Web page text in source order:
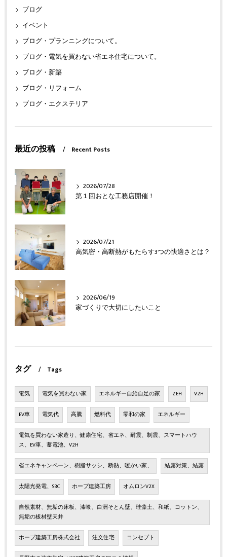
ブログ
イベント
ブログ・プランニングについて。
ブログ・電気を買わない省エネ住宅について。
ブログ・新築
ブログ・リフォーム
ブログ・エクステリア
最近の投稿 Recent Posts
2026/07/28
第１回おとな工務店開催！
2026/07/21
高気密・高断熱がもたらす3つの快適さとは？
2026/06/19
家づくりで大切にしたいこと
タグ Tags
電気 電気を買わない家 エネルギー自給自足の家 ZEH V2H
EV車 電気代 高騰 燃料代 零和の家 エネルギー
電気を買わない家造り、健康住宅、省エネ、耐震、制震、スマートハウ
ス、EV車、蓄電池、V2H
省エネキャンペーン、樹脂サッシ、断熱、暖かい家、 結露対策、結露
太陽光発電、SBC ホープ建築工房 オムロンV2X
自然素材、無垢の床板、漆喰、白洲そとん壁、珪藻土、和紙、コットン、
無垢の板材壁天井
ホープ建築工房株式会社 注文住宅 コンセプト